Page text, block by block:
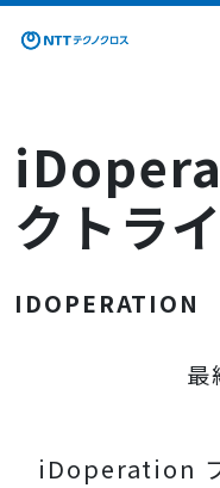
クトラ
IDOPERATION
最
iDoperation